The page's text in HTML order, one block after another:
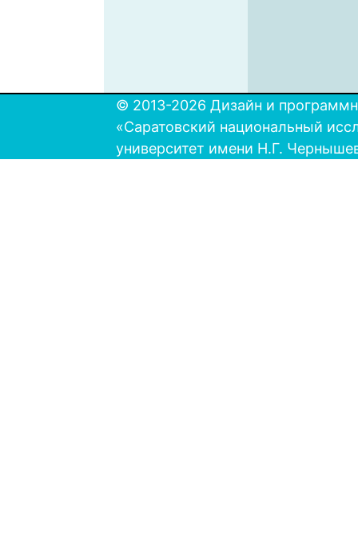
© 2013-2026 Дизайн и
«Саратовский национальный
университет имени Н.Г.